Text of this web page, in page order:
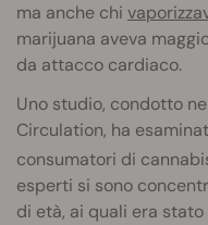
ma anche chi
marijuana aveva
da attacco cardiaco.
Uno studio, condotto
Circulation, ha
consumatori di
esperti si sono
di età, ai quali era